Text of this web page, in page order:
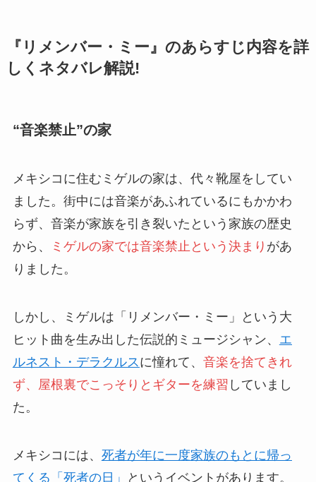
『リメンバー・ミー』のあらすじ内容を詳
しくネタバレ解説!
“音楽禁止”の家
メキシコに住むミゲルの家は、代々靴屋をしてい
ました。街中には音楽があふれているにもかかわ
らず、音楽が家族を引き裂いたという家族の歴史
から、
ミゲルの家では音楽禁止という決まり があ
りました。
しかし、ミゲルは「リメンバー・ミー」という大
ヒット曲を生み出した伝説的ミュージシャン、 エ
ルネスト・デラクルス に憧れて、 音楽を捨てきれ
ず、屋根裏でこっそりとギターを練習 していまし
た。
メキシコには、 死者が年に一度家族のもとに帰っ
てくる「死者の日」
というイベントがあります。